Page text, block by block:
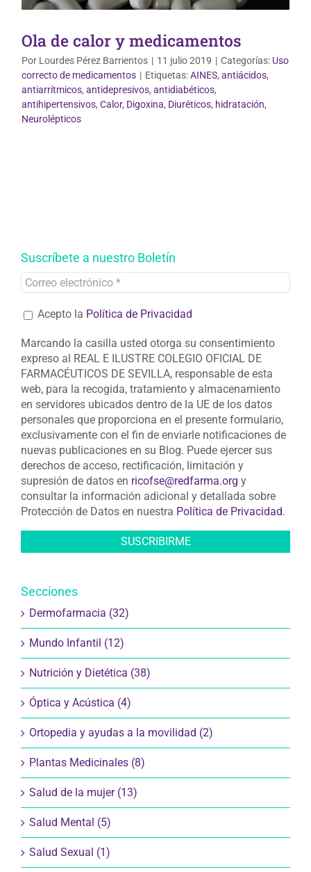
Ola de calor y medicamentos
Por Lourdes Pérez Barrientos | 11 julio 2019 | Categorías: Uso
correcto de medicamentos | Etiquetas:AINES, antiácidos,
antiarrítmicos, antidepresivos, antidiabéticos,
antihipertensivos, Calor, Digoxina, Diuréticos, hidratación,
Neurolépticos
Suscríbete a nuestro Boletín
Acepto la Política de Privacidad
Marcando la casilla usted otorga su consentimiento
expreso al REAL E ILUSTRE COLEGIO OFICIAL DE
FARMACÉUTICOS DE SEVILLA, responsable de esta
web, para la recogida, tratamiento y almacenamiento
en servidores ubicados dentro de la UE de los datos
personales que proporciona en el presente formulario,
exclusivamente con el fin de enviarle notificaciones de
nuevas publicaciones en su Blog. Puede ejercer sus
derechos de acceso, rectificación, limitación y
supresión de datos en ricofse@redfarma.org y
consultar la información adicional y detallada sobre
Protección de Datos en nuestra Política de Privacidad.
Secciones
Dermofarmacia (32)
Mundo Infantil (12)
Nutrición y Dietética (38)
Óptica y Acústica (4)
Ortopedia y ayudas a la movilidad (2)
Plantas Medicinales (8)
Salud de la mujer (13)
Salud Mental (5)
Salud Sexual (1)